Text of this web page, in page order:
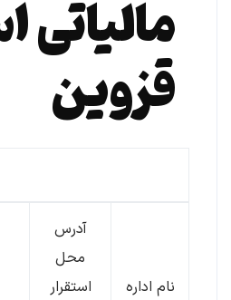
مالیاتی
قزوین
نام اداره
آدرس
محل
استقرار